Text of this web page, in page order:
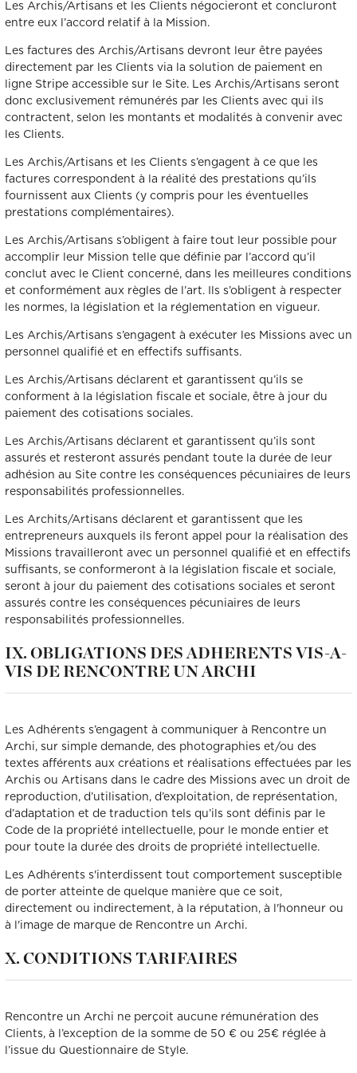
Les Archis/Artisans et les Clients négocieront et concluront
entre eux l’accord relatif à la Mission.
Les factures des Archis/Artisans devront leur être payées
directement par les Clients via la solution de paiement en
ligne Stripe accessible sur le Site. Les Archis/Artisans seront
donc exclusivement rémunérés par les Clients avec qui ils
contractent, selon les montants et modalités à convenir avec
les Clients.
Les Archis/Artisans et les Clients s’engagent à ce que les
factures correspondent à la réalité des prestations qu’ils
fournissent aux Clients (y compris pour les éventuelles
prestations complémentaires).
Les Archis/Artisans s’obligent à faire tout leur possible pour
accomplir leur Mission telle que définie par l’accord qu’il
conclut avec le Client concerné, dans les meilleures conditions
et conformément aux règles de l’art. Ils s’obligent à respecter
les normes, la législation et la réglementation en vigueur.
Les Archis/Artisans s’engagent à exécuter les Missions avec un
personnel qualifié et en effectifs suffisants.
Les Archis/Artisans déclarent et garantissent qu’ils se
conforment à la législation fiscale et sociale, être à jour du
paiement des cotisations sociales.
Les Archis/Artisans déclarent et garantissent qu’ils sont
assurés et resteront assurés pendant toute la durée de leur
adhésion au Site contre les conséquences pécuniaires de leurs
responsabilités professionnelles.
Les Archits/Artisans déclarent et garantissent que les
entrepreneurs auxquels ils feront appel pour la réalisation des
Missions travailleront avec un personnel qualifié et en effectifs
suffisants, se conformeront à la législation fiscale et sociale,
seront à jour du paiement des cotisations sociales et seront
assurés contre les conséquences pécuniaires de leurs
responsabilités professionnelles.
IX. OBLIGATIONS DES ADHERENTS VIS-A-
VIS DE RENCONTRE UN ARCHI
Les Adhérents s’engagent à communiquer à Rencontre un
Archi, sur simple demande, des photographies et/ou des
textes afférents aux créations et réalisations effectuées par les
Archis ou Artisans dans le cadre des Missions avec un droit de
reproduction, d’utilisation, d’exploitation, de représentation,
d’adaptation et de traduction tels qu’ils sont définis par le
Code de la propriété intellectuelle, pour le monde entier et
pour toute la durée des droits de propriété intellectuelle.
Les Adhérents s'interdissent tout comportement susceptible
de porter atteinte de quelque manière que ce soit,
directement ou indirectement, à la réputation, à l'honneur ou
à l'image de marque de Rencontre un Archi.
X. CONDITIONS TARIFAIRES
Rencontre un Archi ne perçoit aucune rémunération des
Clients, à l’exception de la somme de 50 € ou 25€ réglée à
l’issue du Questionnaire de Style.